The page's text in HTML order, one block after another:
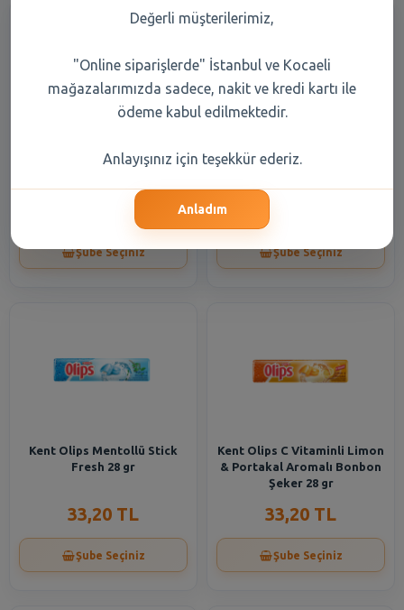
Gr
Şube Seçiniz
Uzun Ped 28 Li 2 Beden
Şube Seçiniz
Kent Olips Mentollü Stick
Fresh 28 gr
33,20 TL
Şube Seçiniz
Kent Olips C Vitaminli Limon
& Portakal Aromalı Bonbon
Şeker 28 gr
33,20 TL
Şube Seçiniz
Değerli müşterilerimiz,
"Online siparişlerde" İstanbul ve Kocaeli
mağazalarımızda sadece, nakit ve kredi kartı ile
ödeme kabul edilmektedir.
Anlayışınız için teşekkür ederiz.
Anladım